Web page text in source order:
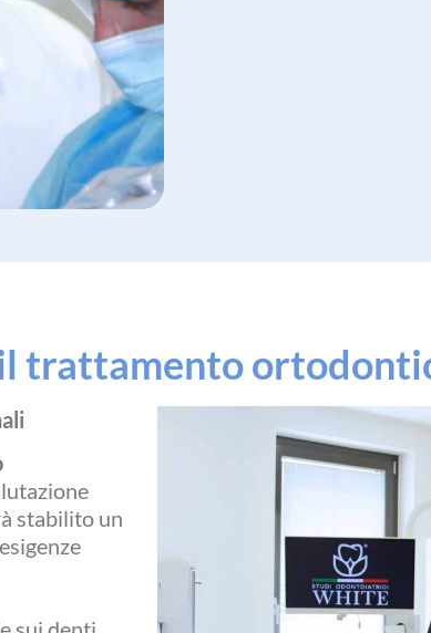
trattamento
stabilito un